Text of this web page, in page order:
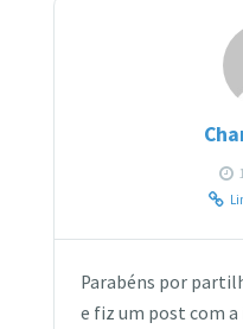
Parabéns por
e fiz um post com